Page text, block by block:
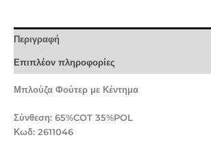
Περιγραφή
Επιπλέον πληροφορίες
Μπλούζα Φούτερ με Κέντημα
Σύνθεση: 65%COT 35%POL
Κωδ: 2611046